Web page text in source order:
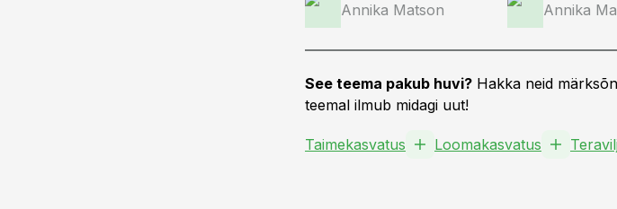
Annika Matson Annika
See teema pakub huvi? Hakka neid
teemal ilmub midagi uut!
Taimekasvatus Loomakasvatus